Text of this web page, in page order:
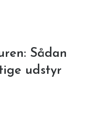
Sådan
udstyr